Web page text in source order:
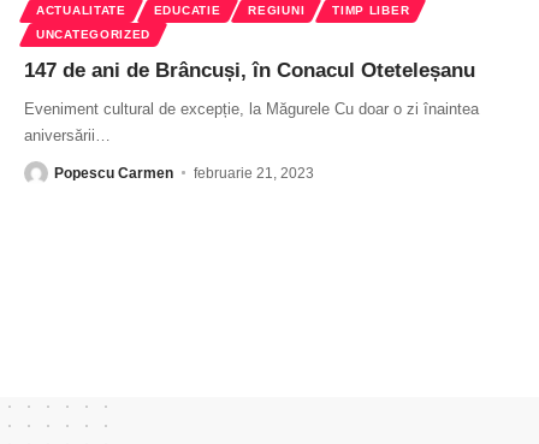
ACTUALITATE EDUCATIE REGIUNI
TIMP LIBER
UNCATEGORIZED
147 de ani de Brâncuși, în Conacul Oteteleșanu
Eveniment cultural de excepție, la Măgurele Cu doar o zi înaintea
aniversării
Popescu Carmen februarie 21, 2023